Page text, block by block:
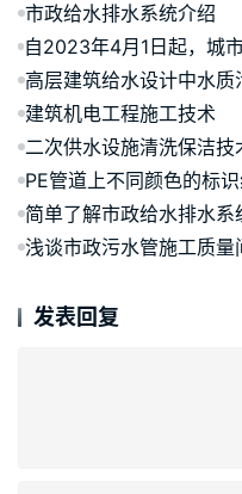
市政给水排水系统介绍
高层建筑给水设计中水质
建筑机电工程施工技术
二次供水设施清洗保洁技
PE管道上不同颜色的标
简单了解市政给水排水系
浅谈市政污水管施工质量
发表回复